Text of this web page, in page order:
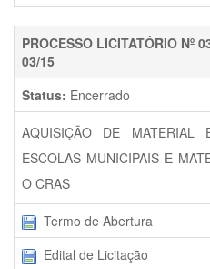
PROCESSO LICITATÓRIO Nº
03/15
Status: Encerrado
AQUISIÇÃO DE MATERIAL
ESCOLAS MUNICIPAIS E
O CRAS
Termo de Abertura
Edital de Licitação